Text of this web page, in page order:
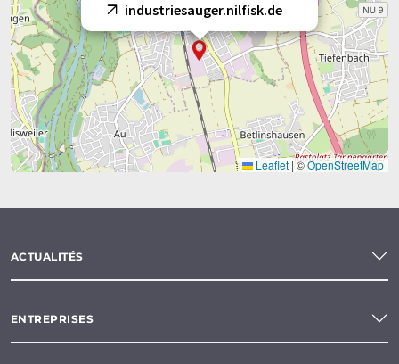
industriesauger.nilfisk.de
Leaflet |©OpenStreetMap
ACTUALITÉS
ENTREPRISES